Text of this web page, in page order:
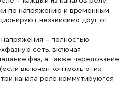
по напряжению и временным
независимо друг от
– полностью
сеть, включая
фаз, а также чередование
включен контроль этих
канала реле коммутируются